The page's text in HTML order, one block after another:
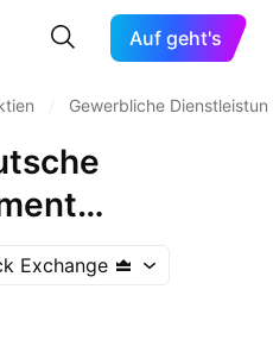
Auf geht's
Gewerbliche
Exchange